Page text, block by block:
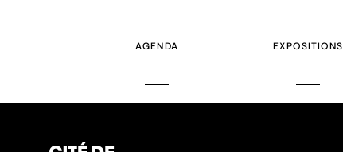
AGENDA EXPOSITIONS